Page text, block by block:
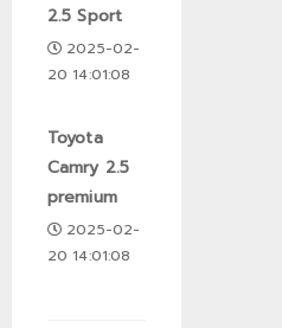
2.5 Sport
2025-02-
20 14:01:08
Toyota
Camry 2.5
premium
2025-02-
20 14:01:08